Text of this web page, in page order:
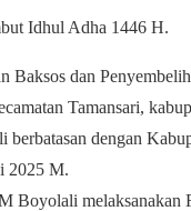
Idhul Adha 1446 H.
Baksos dan
Tamansari,
dengan
2025 M.
Boyolali melaksanakan